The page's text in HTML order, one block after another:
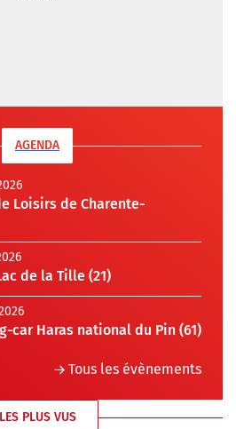
AGENDA
Loisirs de Charente-
de la Tille (21)
car Haras national du Pin (61)
Tous les évènements
LES PLUS VUS